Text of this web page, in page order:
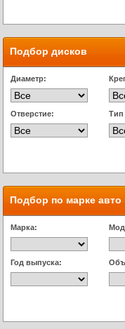
Подбор дисков
Диаметр:
Отверстие: Тип
Подбор по марке авто
Марка:
Год выпуска: